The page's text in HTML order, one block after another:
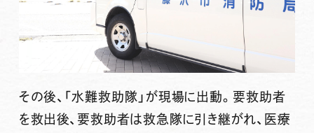
その後、「水難救助隊」が現場に出動。要救助者
を救出後、要救助者は救急隊に引き継がれ、医療